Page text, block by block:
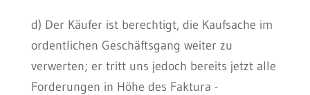
d) Der Käufer ist berechtigt, die Kaufsache im
ordentlichen Geschäftsgang weiter zu
verwerten; er tritt uns jedoch bereits jetzt alle
Forderungen in Höhe des Faktura -